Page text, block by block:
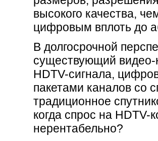
высокого качества,
цифровым вплоть до
В долгосрочной
существующий видео-
HDTV-сигнала,
пакетами каналов со
традиционное
когда спрос на HDTV-
нерентабельно?